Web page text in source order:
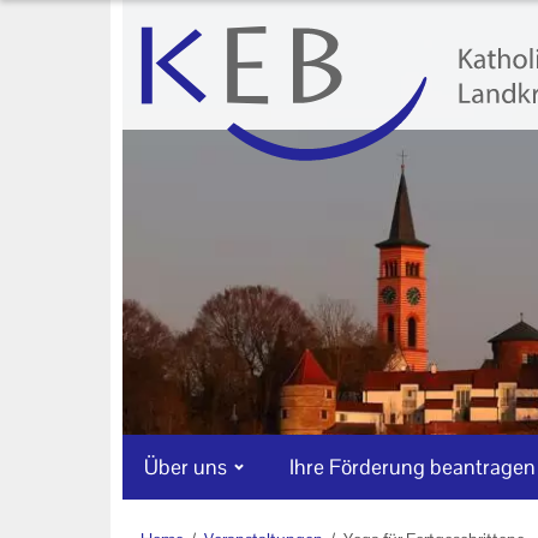
Über uns Ihre Förderung beantragen
Onlinekursangebote
Sport und Gymnastik